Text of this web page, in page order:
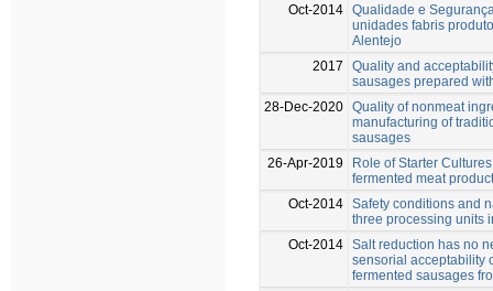
Oct-2014 Qualidade e
unidades fabris
Alentejo
2017
Quality and
sausages prepared
28-Dec-2020 Quality of nonmeat
manufacturing of
sausages
26-Apr-2019
Role of Starter
fermented meat
Oct-2014 Safety conditions and
three processing units
Oct-2014 Salt reduction has no
sensorial acceptability
fermented sausages